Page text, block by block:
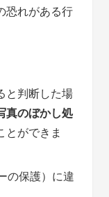
恐れがある行
と判断した場
真のぼかし処
とができま
の保護）に違